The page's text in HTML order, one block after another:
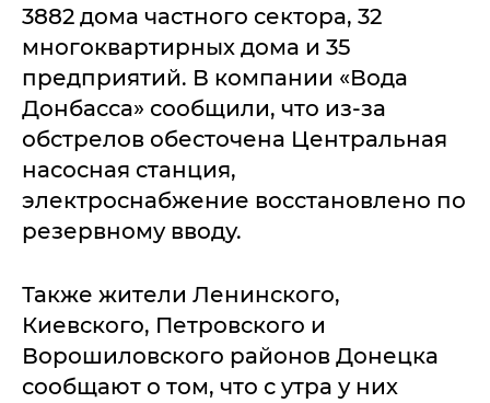
3882 дома частного сектора, 32
многоквартирных дома и 35
предприятий. В компании «Вода
Донбасса» сообщили, что из-за
обстрелов обесточена Центральная
насосная станция,
электроснабжение восстановлено по
резервному вводу.
Также жители Ленинского,
Киевского, Петровского и
Ворошиловского районов Донецка
сообщают о том, что с утра у них